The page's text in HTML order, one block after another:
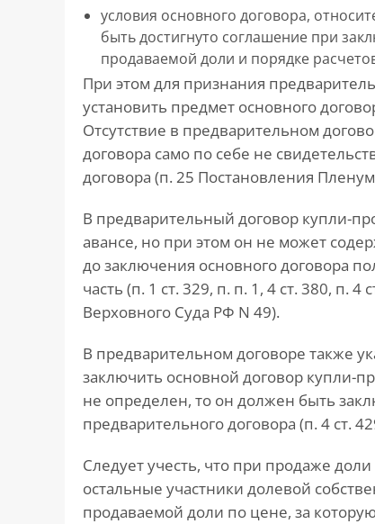
условия основного договора,
быть достигнуто соглашение при
продаваемой доли и порядке
При этом для признания
установить предмет основного
Отсутствие в предварительном
договора само по себе не
договора (п. 25 Постановления
В предварительный договор купли-
авансе, но при этом он не может
до заключения основного договора
часть (п. 1 ст. 329, п. п. 1, 4 ст. 380, п.
Верховного Суда РФ N 49).
В предварительном договоре также
заключить основной договор купли-
не определен, то он должен быть
предварительного договора (п. 4 ст.
Следует учесть, что при продаже
остальные участники долевой
продаваемой доли по цене, за